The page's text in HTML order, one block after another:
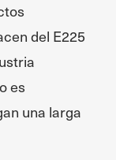
del E225
es
una larga